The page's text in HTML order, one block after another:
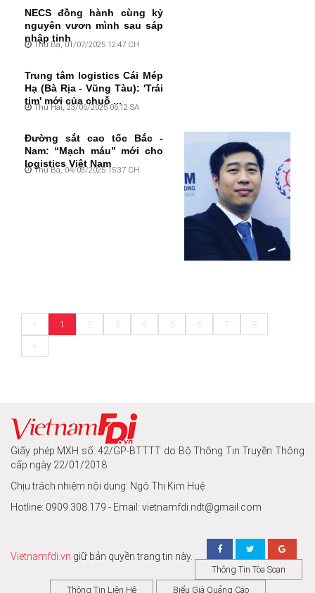
NECS đồng hành cùng kỷ
nguyên vươn mình sau sáp
nhập tỉnh
Thứ Ba, 01/07/2025 12:47 CH
Trung tâm logistics Cái Mép
Hạ (Bà Rịa - Vũng Tàu): 'Trái
tim' mới của chuỗ ...
Thứ Hai, 23/06/2025 06:12 SA
Đường sắt cao tốc Bắc -
Nam: “Mạch máu” mới cho
logistics Việt Nam
Thứ Ba, 04/03/2025 15:37 CH
< 1 2 3 4 5 6 7 8
>
Giấy phép MXH số: 42/GP-BTTTT do Bộ Thông Tin Truyền Thông
cấp ngày 22/01/2018
Chịu trách nhiệm nội dung: Ngô Thị Kim Huệ
Hotline: 0909.308.179 - Email: vietnamfdi.ndt@gmail.com
Vietnamfdi.vn giữ bản quyền trang tin này.
Thông Tin Tòa Soạn
Thông Tin Liên Hệ
Biểu Giá Quảng Cáo